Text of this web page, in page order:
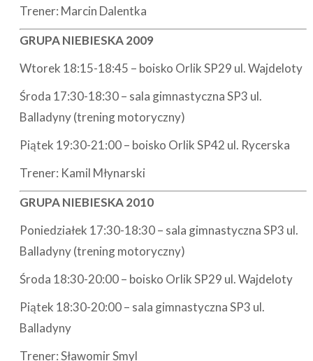
Trener: Marcin Dalentka
GRUPA NIEBIESKA 2009
Wtorek 18:15-18:45 – boisko Orlik SP29 ul. Wajdeloty
Środa 17:30-18:30 – sala gimnastyczna SP3 ul.
Balladyny (trening motoryczny)
Piątek 19:30-21:00 – boisko Orlik SP42 ul. Rycerska
Trener: Kamil Młynarski
GRUPA NIEBIESKA 2010
Poniedziałek 17:30-18:30 – sala gimnastyczna SP3 ul.
Balladyny (trening motoryczny)
Środa 18:30-20:00 – boisko Orlik SP29 ul. Wajdeloty
Piątek 18:30-20:00 – sala gimnastyczna SP3 ul.
Balladyny
Trener: Sławomir Smyl